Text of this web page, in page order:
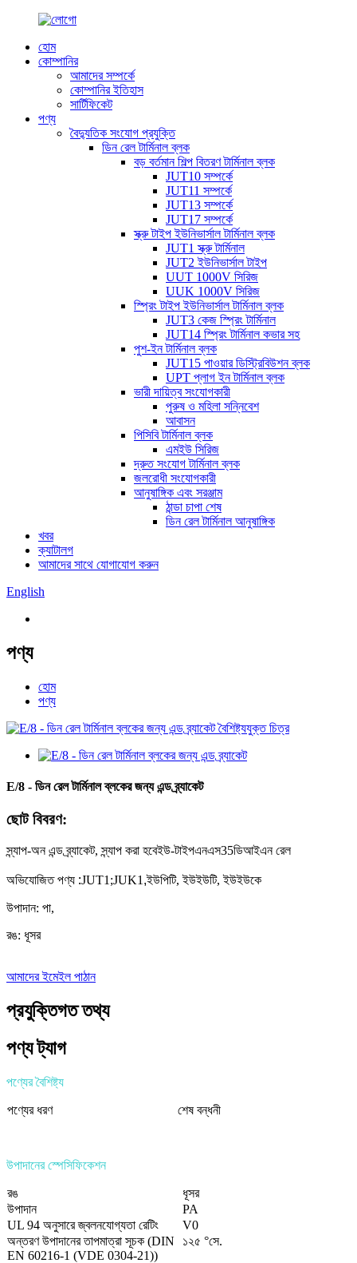
হোম
কোম্পানির
আমাদের সম্পর্কে
কোম্পানির ইতিহাস
সার্টিফিকেট
পণ্য
বৈদ্যুতিক সংযোগ প্রযুক্তি
ডিন রেল টার্মিনাল ব্লক
বড় বর্তমান শিল্প বিতরণ টার্মিনাল ব্লক
JUT10 সম্পর্কে
JUT11 সম্পর্কে
JUT13 সম্পর্কে
JUT17 সম্পর্কে
স্ক্রু টাইপ ইউনিভার্সাল টার্মিনাল ব্লক
JUT1 স্ক্রু টার্মিনাল
JUT2 ইউনিভার্সাল টাইপ
UUT 1000V সিরিজ
UUK 1000V সিরিজ
স্প্রিং টাইপ ইউনিভার্সাল টার্মিনাল ব্লক
JUT3 কেজ স্প্রিং টার্মিনাল
JUT14 স্প্রিং টার্মিনাল কভার সহ
পুশ-ইন টার্মিনাল ব্লক
JUT15 পাওয়ার ডিস্ট্রিবিউশন ব্লক
UPT প্লাগ ইন টার্মিনাল ব্লক
ভারী দায়িত্ব সংযোগকারী
পুরুষ ও মহিলা সন্নিবেশ
আবাসন
পিসিবি টার্মিনাল ব্লক
এমইউ সিরিজ
দ্রুত সংযোগ টার্মিনাল ব্লক
জলরোধী সংযোগকারী
আনুষাঙ্গিক এবং সরঞ্জাম
ঠান্ডা চাপা শেষ
ডিন রেল টার্মিনাল আনুষাঙ্গিক
খবর
ক্যাটালগ
আমাদের সাথে যোগাযোগ করুন
English
পণ্য
হোম
পণ্য
E/8 - ডিন রেল টার্মিনাল ব্লকের জন্য এন্ড ব্র্যাকেট
ছোট বিবরণ:
স্ন্যাপ-অন এন্ড ব্র্যাকেট, স্ন্যাপ করা হবেইউ-টাইপএনএস35ডিআইএন রেল
অভিযোজিত পণ্য :JUT1;JUK1 ,ইউপিটি, ইউইউটি, ইউইউকে
উপাদান: পা,
রঙ: ধূসর
আমাদের ইমেইল পাঠান
প্রযুক্তিগত তথ্য
পণ্য ট্যাগ
পণ্যের বৈশিষ্ট্য
পণ্যের ধরণ শেষ বন্ধনী
উপাদানের স্পেসিফিকেশন
রঙ
ধূসর
উপাদান
PA
UL 94 অনুসারে জ্বলনযোগ্যতা রেটিং
V0
অন্তরণ উপাদানের তাপমাত্রা সূচক (DIN
EN 60216-1 (VDE 0304-21))
১২৫ °সে.